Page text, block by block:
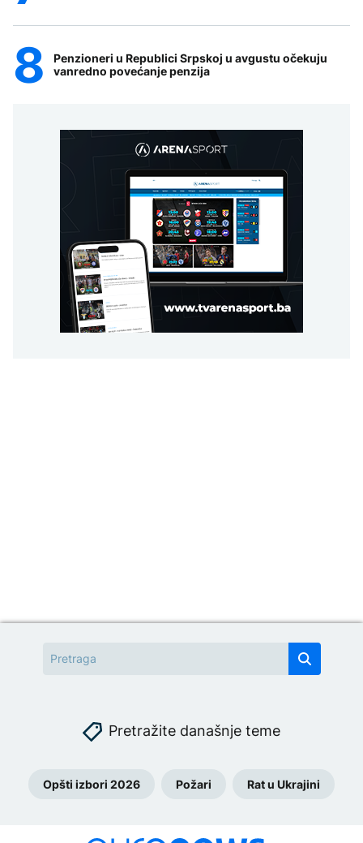
Penzioneri u Republici Srpskoj u avgustu očekuju
vanredno povećanje penzija
Pretražite današnje teme
Opšti izbori 2026 Požari Rat u Ukrajini